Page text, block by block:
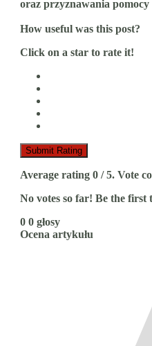
oraz przyznawania
How useful was this post?
Click on a star to rate it!
Submit Rating
Average rating 0 / 5. Vote
No votes so far! Be the first
0 0 głosy
Ocena artykułu